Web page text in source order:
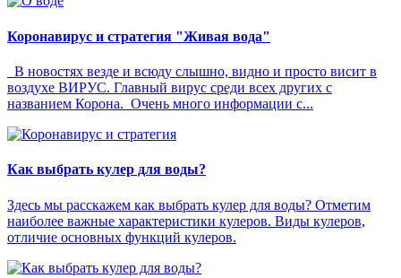
Коронавирус и стратегия "Живая вода"
В новостях везде и всюду слышно, видно и просто висит в
воздухе ВИРУС. Главный вирус среди всех других с
названием Корона. Очень много информации с...
Как выбрать кулер для воды?
Здесь мы расскажем как выбрать кулер для воды? Отметим
наиболее важные характеристики кулеров. Виды кулеров,
отличие основных функций кулеров.